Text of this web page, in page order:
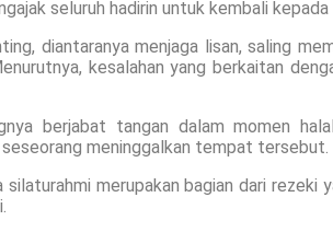
seluruh hadirin untuk kembali
diantaranya menjaga lisan, saling
kesalahan yang berkaitan
berjabat tangan dalam momen
meninggalkan tempat tersebut.
silaturahmi merupakan bagian dari